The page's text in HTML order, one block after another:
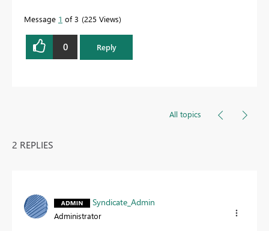
Message 1 of 3 225 Views
0 Reply
All topics
2 REPLIES
Syndicate_Admin
Administrator